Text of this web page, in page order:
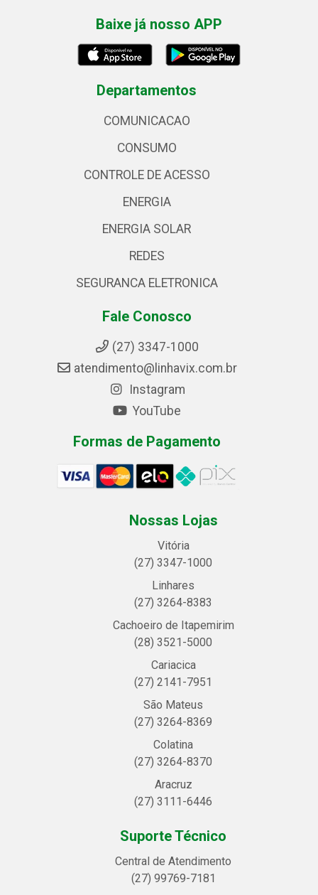
Baixe já nosso APP
Departamentos
COMUNICACAO
CONSUMO
CONTROLE DE ACESSO
ENERGIA
ENERGIA SOLAR
REDES
SEGURANCA ELETRONICA
Fale Conosco
(27) 3347-1000
atendimento@linhavix.com.br
Instagram
YouTube
Formas de Pagamento
Nossas Lojas
Vitória
(27) 3347-1000
Linhares
(27) 3264-8383
Cachoeiro de Itapemirim
(28) 3521-5000
Cariacica
(27) 2141-7951
São Mateus
(27) 3264-8369
Colatina
(27) 3264-8370
Aracruz
(27) 3111-6446
Suporte Técnico
Central de Atendimento
(27) 99769-7181